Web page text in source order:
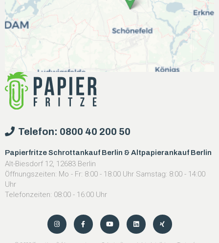
Telefon: 0800 40 200 50
Papierfritze Schrottankauf Berlin & Altpapierankauf Berlin
Alt-Biesdorf 12, 12683 Berlin
Öffnungszeiten: Mo - Fr: 8:00 - 18:00 Uhr Samstag: 8:00 - 14:00
Uhr
Telefonzeiten: 08:00 - 16:00 Uhr